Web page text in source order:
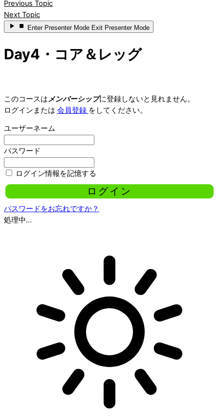
Previous Topic
Next Topic
Enter Presenter Mode Exit Presenter Mode
Day4・コア＆レッグ
このコースはメンバーシップに登録しないと見れません。
ログインまたは 会員登録 をしてください。
ユーザーネーム
パスワード
ログイン情報を記憶する
パスワードをお忘れですか？
処理中...